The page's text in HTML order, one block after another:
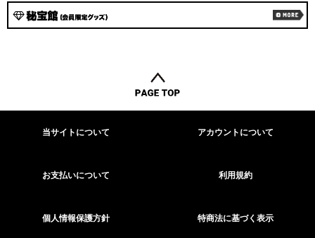
当サイトについて アカウントについて
お支払いについて 利用規約
個人情報保護方針 特商法に基づく表示